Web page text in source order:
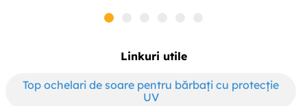
Linkuri utile
Top ochelari de soare pentru bărbați cu protecție
UV